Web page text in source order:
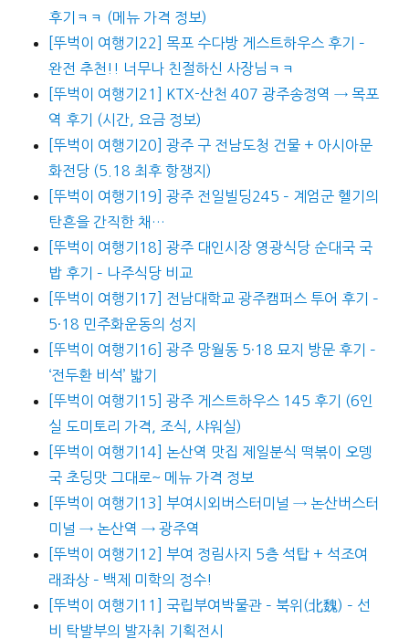
후기ㅋㅋ (메뉴 가격 정보)
[뚜벅이 여행기22] 목포 수다방 게스트하우스 후기 –
완전 추천!! 너무나 친절하신 사장님ㅋㅋ
[뚜벅이 여행기21] KTX-산천 407 광주송정역 → 목포
역 후기 (시간, 요금 정보)
[뚜벅이 여행기20] 광주 구 전남도청 건물 + 아시아문
화전당 (5.18 최후 항쟁지)
[뚜벅이 여행기19] 광주 전일빌딩245 – 계엄군 헬기의
탄흔을 간직한 채…
[뚜벅이 여행기18] 광주 대인시장 영광식당 순대국 국
밥 후기 – 나주식당 비교
[뚜벅이 여행기17] 전남대학교 광주캠퍼스 투어 후기 –
5·18 민주화운동의 성지
[뚜벅이 여행기16] 광주 망월동 5·18 묘지 방문 후기 –
‘전두환 비석’ 밟기
[뚜벅이 여행기15] 광주 게스트하우스 145 후기 (6인
실 도미토리 가격, 조식, 샤워실)
[뚜벅이 여행기14] 논산역 맛집 제일분식 떡볶이 오뎅
국 초딩맛 그대로~ 메뉴 가격 정보
[뚜벅이 여행기13] 부여시외버스터미널 → 논산버스터
미널 → 논산역 → 광주역
[뚜벅이 여행기12] 부여 정림사지 5층 석탑 + 석조여
래좌상 – 백제 미학의 정수!
[뚜벅이 여행기11] 국립부여박물관 – 북위(北魏) – 선
비 탁발부의 발자취 기획전시